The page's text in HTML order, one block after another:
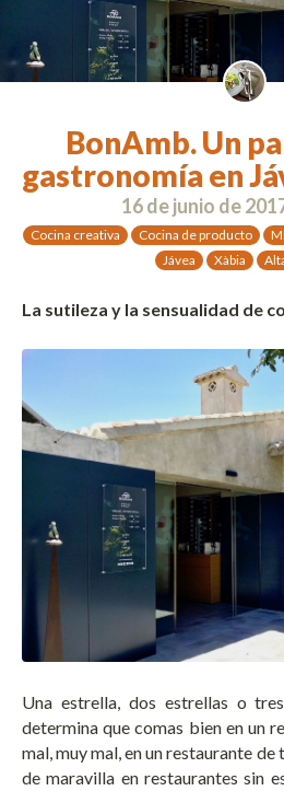
BonAmb. Un
gastronomía en
16 de junio de
Cocina creativa Cocina de producto
Jávea
Xàbia
La sutileza y la sensualidad de
Una estrella, dos estrellas o
determina que comas bien en un
mal, muy mal, en un restaurante
de maravilla en restaurantes sin